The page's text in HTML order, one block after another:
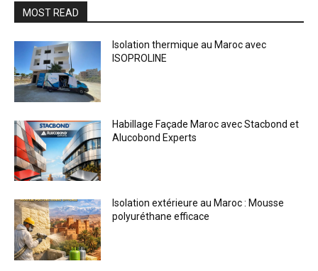
MOST READ
Isolation thermique au Maroc avec
ISOPROLINE
Habillage Façade Maroc avec Stacbond et
Alucobond Experts
Isolation extérieure au Maroc : Mousse
polyuréthane efficace